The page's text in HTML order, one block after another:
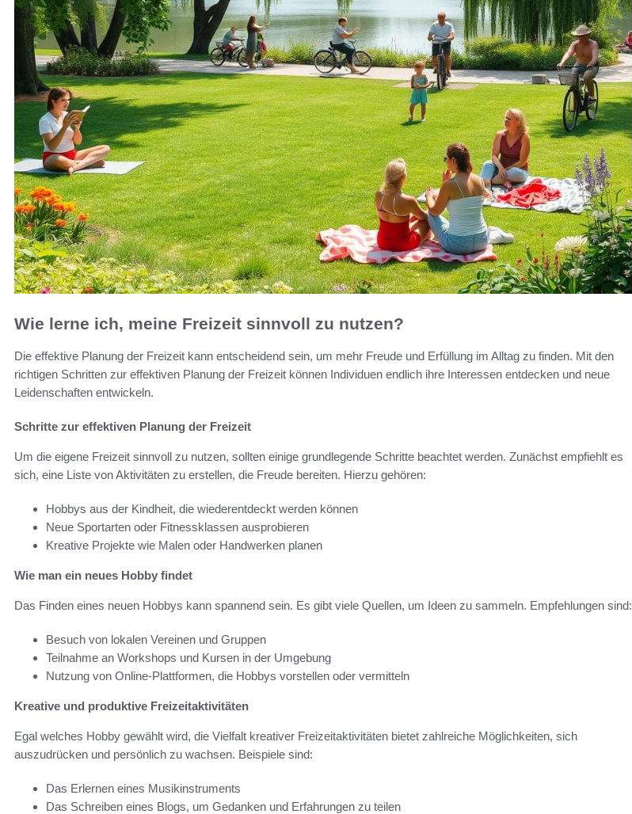
Wie lerne ich, meine Freizeit sinnvoll zu nutzen?
Die effektive Planung der Freizeit kann entscheidend sein, um mehr Freude und Erfüllung im Alltag zu finden. Mit den
richtigen Schritten zur effektiven Planung der Freizeit können Individuen endlich ihre Interessen entdecken und neue
Leidenschaften entwickeln.
Schritte zur effektiven Planung der Freizeit
Um die eigene Freizeit sinnvoll zu nutzen, sollten einige grundlegende Schritte beachtet werden. Zunächst empfiehlt es
sich, eine Liste von Aktivitäten zu erstellen, die Freude bereiten. Hierzu gehören:
Hobbys aus der Kindheit, die wiederentdeckt werden können
Neue Sportarten oder Fitnessklassen ausprobieren
Kreative Projekte wie Malen oder Handwerken planen
Wie man ein neues Hobby findet
Das Finden eines neuen Hobbys kann spannend sein. Es gibt viele Quellen, um Ideen zu sammeln. Empfehlungen sind:
Besuch von lokalen Vereinen und Gruppen
Teilnahme an Workshops und Kursen in der Umgebung
Nutzung von Online-Plattformen, die Hobbys vorstellen oder vermitteln
Kreative und produktive Freizeitaktivitäten
Egal welches Hobby gewählt wird, die Vielfalt kreativer Freizeitaktivitäten bietet zahlreiche Möglichkeiten, sich
auszudrücken und persönlich zu wachsen. Beispiele sind:
Das Erlernen eines Musikinstruments
Das Schreiben eines Blogs, um Gedanken und Erfahrungen zu teilen